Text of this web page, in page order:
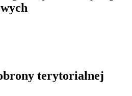
terytorialnej